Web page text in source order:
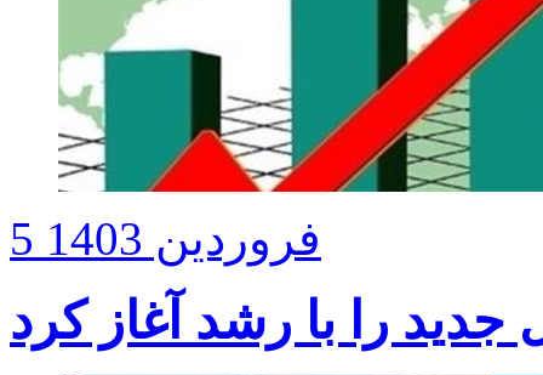
5 فروردین 1403
را با رشد آغاز کرد